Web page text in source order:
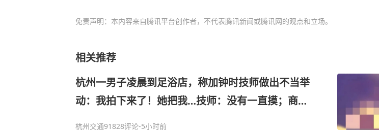
免责声明：本内容来自腾讯平台创作者，不代表腾讯新闻或腾讯网的观点和立场。
相关推荐
杭州一男子凌晨到足浴店，称加钟时技师做出不当举
动：我拍下来了！她把我…技师：没有一直摸；商
家：坚决不允许，发现都开除！警方回应
杭州交通91828评论-5小时前